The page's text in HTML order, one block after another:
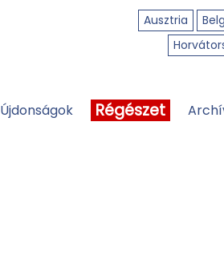
Ausztria
Újdonságok Régészet